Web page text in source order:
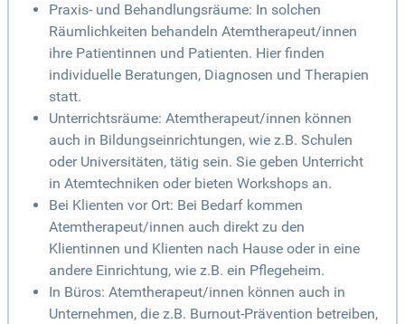
Praxis- und Behandlungsräume: In solchen
Räumlichkeiten behandeln Atemtherapeut/innen
ihre Patientinnen und Patienten. Hier finden
individuelle Beratungen, Diagnosen und Therapien
statt.
Unterrichtsräume: Atemtherapeut/innen können
auch in Bildungseinrichtungen, wie z.B. Schulen
oder Universitäten, tätig sein. Sie geben Unterricht
in Atemtechniken oder bieten Workshops an.
Bei Klienten vor Ort: Bei Bedarf kommen
Atemtherapeut/innen auch direkt zu den
Klientinnen und Klienten nach Hause oder in eine
andere Einrichtung, wie z.B. ein Pflegeheim.
In Büros: Atemtherapeut/innen können auch in
Unternehmen, die z.B. Burnout-Prävention betreiben,